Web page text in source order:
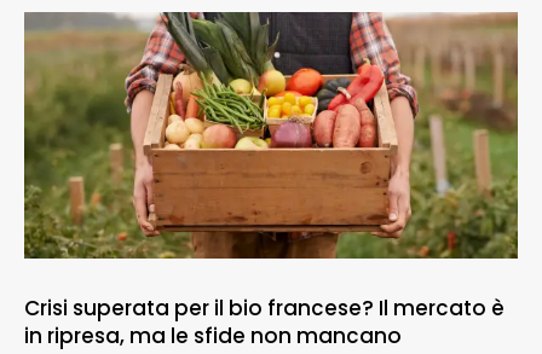
Crisi superata per il bio francese? Il mercato è
in ripresa, ma le sfide non mancano